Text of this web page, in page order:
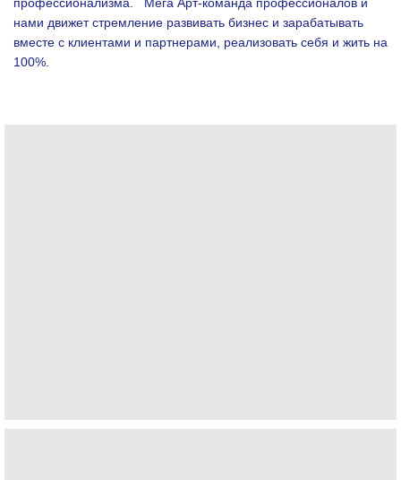
нами движет стремление развивать бизнес и зарабатывать
вместе с клиентами и партнерами, реализовать себя и жить на
100%.